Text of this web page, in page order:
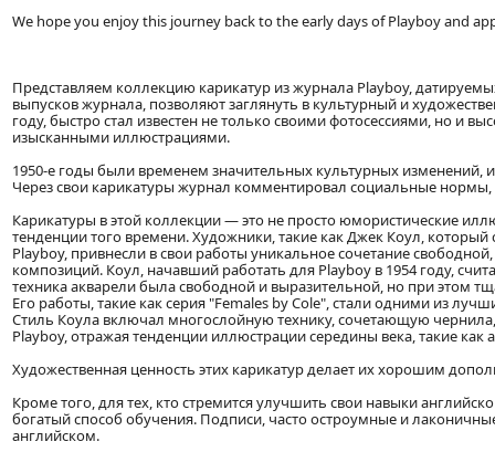
We hope you enjoy this journey back to the early days of Playboy and
Представляем коллекцию карикатур из журнала Playboy,
выпусков журнала, позволяют заглянуть в культурный и
году, быстро стал известен не только своими фотосессиями, но и
изысканными иллюстрациями.
1950-е годы были временем значительных культурных
Через свои карикатуры журнал комментировал социальные
Карикатуры в этой коллекции — это не просто юмористические
тенденции того времени. Художники, такие как Джек Коул,
Playboy, привнесли в свои работы уникальное сочетание
композиций. Коул, начавший работать для Playboy в 1954 году,
техника акварели была свободной и выразительной, но при этом
Его работы, такие как серия "Females by Cole", стали одними из
Стиль Коула включал многослойную технику, сочетающую
Playboy, отражая тенденции иллюстрации середины века, такие
Художественная ценность этих карикатур делает их хорошим
Кроме того, для тех, кто стремится улучшить свои навыки
богатый способ обучения. Подписи, часто остроумные и
английском.